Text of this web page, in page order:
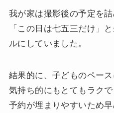
我が家は撮影後の予定を詰
「この日は七五三だけ」
ルにしていました。
結果的に、子どものペース
気持ち的にもとてもラク
予約が埋まりやすいため